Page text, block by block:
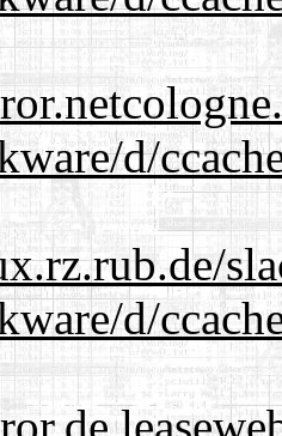
d/
d/